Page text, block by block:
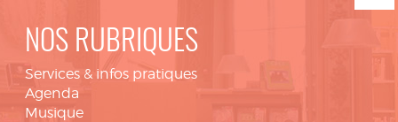
NOS RUBRIQUES
Services & infos pratiques
Agenda
Musique